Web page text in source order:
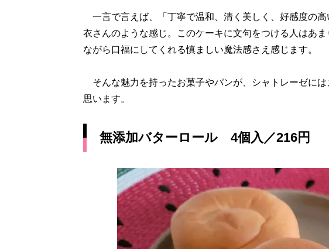
一言で言えば、「丁寧で温和、清く美しく、好感度の
衣さんのような感じ。このケーキに文句をつける人はあ
ながら口福にしてくれる慎ましい魔法感さえ感じます。
そんな魅力を持ったお菓子やパンが、シャトレーゼに
思います。
無添加バターロール 4個入／216円